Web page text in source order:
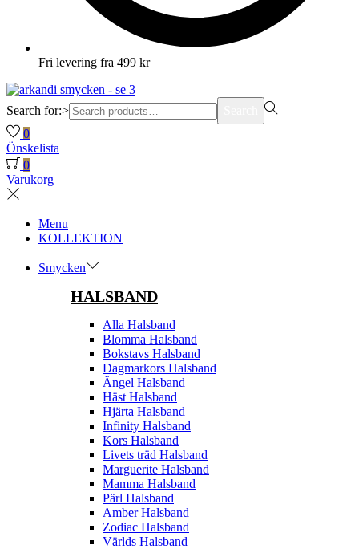
Fri levering fra 499 kr
Search for:>
0
Önskelista
0
Varukorg
Menu
KOLLEKTION
Smycken
HALSBAND
Alla Halsband
Blomma Halsband
Bokstavs Halsband
Dagmarkors Halsband
Ängel Halsband
Häst Halsband
Hjärta Halsband
Infinity Halsband
Kors Halsband
Livets träd Halsband
Marguerite Halsband
Mamma Halsband
Pärl Halsband
Amber Halsband
Zodiac Halsband
Världs Halsband